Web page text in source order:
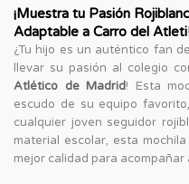
¡Muestra tu Pasión
Adaptable a Carro del
¿Tu hijo es un auténtico fan
llevar su pasión al colegio
Atlético de Madrid! Esta
escudo de su equipo
cualquier joven seguidor
material escolar, esta
mejor calidad para acompañar